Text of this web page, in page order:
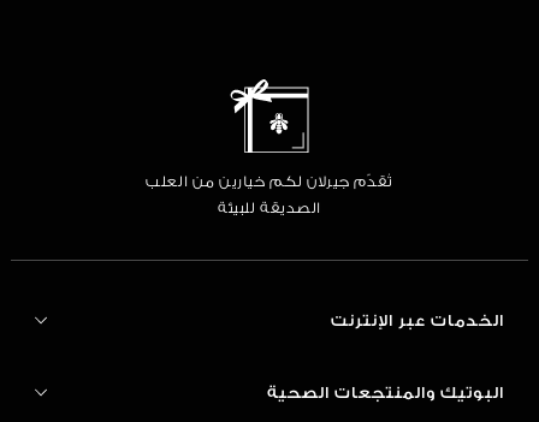
تُقدّم جيرلان لكم خيارين من العلب
الصديقة للبيئة
الخدمات عبر الإنترنت
البوتيك والمنتجعات الصحية